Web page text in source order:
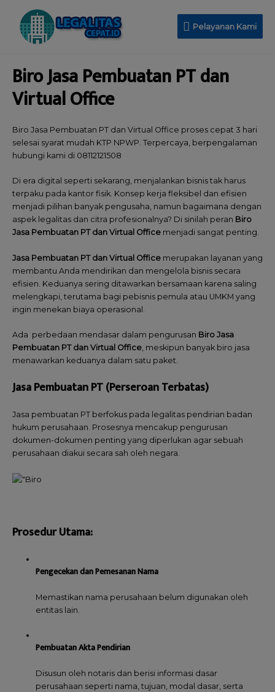
Pelayanan Kami
Biro Jasa Pembuatan PT dan
Virtual Office
Biro Jasa Pembuatan PT dan Virtual Office proses cepat 3 hari
selesai syarat mudah KTP NPWP. Terpercaya, berpengalaman
hubungi kami di 08112121508
Di era digital seperti sekarang, menjalankan bisnis tak harus
terpaku pada kantor fisik. Konsep kerja fleksibel dan efisien
menjadi pilihan banyak pengusaha, namun bagaimana dengan
aspek legalitas dan citra profesionalnya? Di sinilah peran Biro
Jasa Pembuatan PT dan Virtual Office menjadi sangat penting.
Jasa Pembuatan PT dan Virtual Office merupakan layanan yang
membantu Anda mendirikan dan mengelola bisnis secara
efisien. Keduanya sering ditawarkan bersamaan karena saling
melengkapi, terutama bagi pebisnis pemula atau UMKM yang
ingin menekan biaya operasional.
Ada perbedaan mendasar dalam pengurusan Biro Jasa
Pembuatan PT dan Virtual Office , meskipun banyak biro jasa
menawarkan keduanya dalam satu paket.
Jasa Pembuatan PT (Perseroan Terbatas)
Jasa pembuatan PT berfokus pada legalitas pendirian badan
hukum perusahaan. Prosesnya mencakup pengurusan
dokumen-dokumen penting yang diperlukan agar sebuah
perusahaan diakui secara sah oleh negara.
Prosedur Utama:
Pengecekan dan Pemesanan Nama
Memastikan nama perusahaan belum digunakan oleh
entitas lain.
Pembuatan Akta Pendirian
Disusun oleh notaris dan berisi informasi dasar
perusahaan seperti nama, tujuan, modal dasar, serta